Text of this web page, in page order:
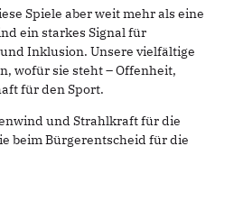
Spiele aber weit mehr als eine
ein starkes Signal für
Inklusion. Unsere vielfältige
wofür sie steht – Offenheit,
für den Sport.
und Strahlkraft für die
beim Bürgerentscheid für die